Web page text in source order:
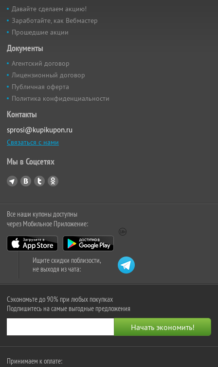
Давайте сделаем акцию!
Заработайте, как Вебмастер
Прошедшие акции
Документы
Агентский договор
Лицензионный договор
Публичная оферта
Политика конфиденциальности
Контакты
sprosi@kupikupon.ru
Связаться с нами
Мы в Соцсетях
Все наши купоны доступны
через Мобильное Приложение:
Ищите скидки поблизости,
не выходя из чата:
Сэкономьте до 90% при любых покупках
Подпишитесь на самые выгодные предложения
Принимаем к оплате: